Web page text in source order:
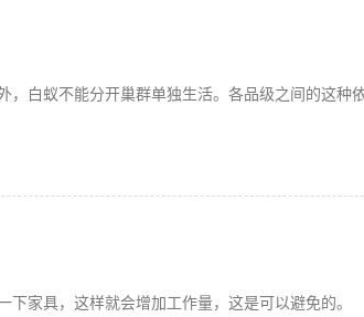
白蚁不能分开巢群单独生活。各品级之间的这种
家具，这样就会增加工作量，这是可以避免的。